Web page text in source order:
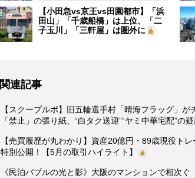
【小田急vs京王vs田園都市】「浜
田山」「千歳船橋」は上位、「二
子玉川」「三軒屋」は圏外に
関連記事
【スクープルポ】旧五輪選手村「晴海フラッグ」
「禁止」の張り紙、“白タク送迎”“ヤミ中華宅配”の
【売買履歴が丸わかり】資産20億円・89歳現役ト
特別公開！【5月の取引ハイライト】
《民泊バブルの光と影》大阪のマンションで相次